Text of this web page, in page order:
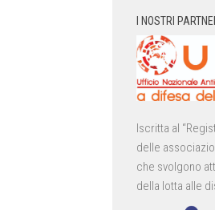
I NOSTRI
Iscritta al
delle
che svolgono
della lotta alle